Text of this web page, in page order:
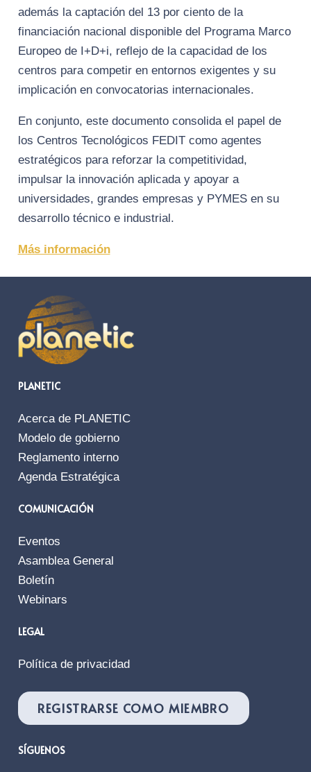
además la captación del 13 por ciento de la
financiación nacional disponible del Programa Marco
Europeo de I+D+i, reflejo de la capacidad de los
centros para competir en entornos exigentes y su
implicación en convocatorias internacionales.
En conjunto, este documento consolida el papel de
los Centros Tecnológicos FEDIT como agentes
estratégicos para reforzar la competitividad,
impulsar la innovación aplicada y apoyar a
universidades, grandes empresas y PYMES en su
desarrollo técnico e industrial.
Más información
PLANETIC
Acerca de PLANETIC
Modelo de gobierno
Reglamento interno
Agenda Estratégica
COMUNICACIÓN
Eventos
Asamblea General
Boletín
Webinars
LEGAL
Política de privacidad
REGISTRARSE COMO MIEMBRO
SÍGUENOS